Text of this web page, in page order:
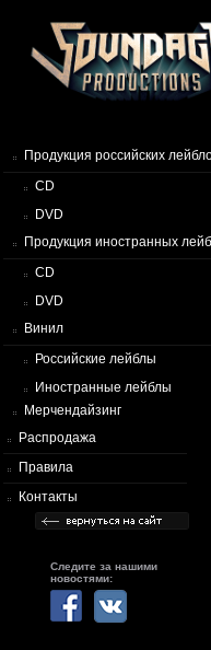
Продукция российских
CD
DVD
Продукция иностранных
CD
DVD
Винил
Российские лейблы
Иностранные лейблы
Мерчендайзинг
Распродажа
Правила
Контакты
Следите за нашими
новостями: